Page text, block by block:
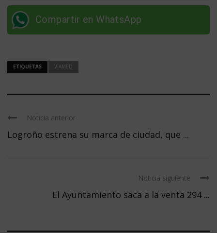
Compartir en WhatsApp
ETIQUETAS VIAMED
Noticia anterior
Logroño estrena su marca de ciudad, que ...
Noticia siguiente
El Ayuntamiento saca a la venta 294 ...